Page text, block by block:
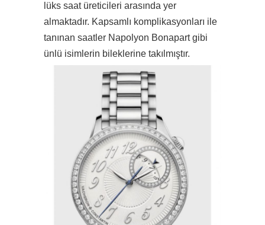
lüks saat üreticileri arasında yer
almaktadır. Kapsamlı komplikasyonları ile
tanınan saatler Napolyon Bonapart gibi
ünlü isimlerin bileklerine takılmıştır.